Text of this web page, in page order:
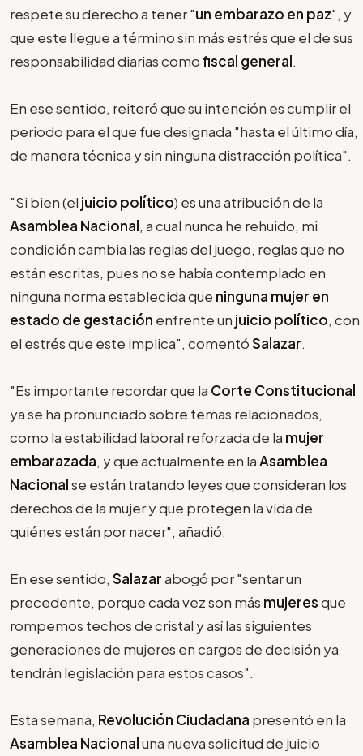
respete su derecho a tener "un embarazo en paz", y
que este llegue a término sin más estrés que el de sus
responsabilidad diarias comofiscal general.
En ese sentido, reiteró que su intención es cumplir el
periodo para el que fue designada "hasta el último día,
de manera técnica y sin ninguna distracción política".
"Si bien (el juicio político) es una atribución de la
Asamblea Nacional, a cual nunca he rehuido, mi
condición cambia las reglas del juego, reglas que no
están escritas, pues no se había contemplado en
ninguna norma establecida que ninguna mujer en
estado de gestación enfrente un juicio político, con
el estrés que este implica", comentóSalazar.
"Es importante recordar que la Corte Constitucional
ya se ha pronunciado sobre temas relacionados,
como la estabilidad laboral reforzada de la mujer
embarazada, y que actualmente en laAsamblea
Nacionalse están tratando leyes que consideran los
derechos de la mujer y que protegen la vida de
quiénes están por nacer", añadió.
En ese sentido, Salazarabogó por "sentar un
precedente, porque cada vez son más mujeresque
rompemos techos de cristal y así las siguientes
generaciones de mujeres en cargos de decisión ya
tendrán legislación para estos casos".
Esta semana, Revolución Ciudadana presentó en la
Asamblea Nacionaluna nueva solicitud de juicio